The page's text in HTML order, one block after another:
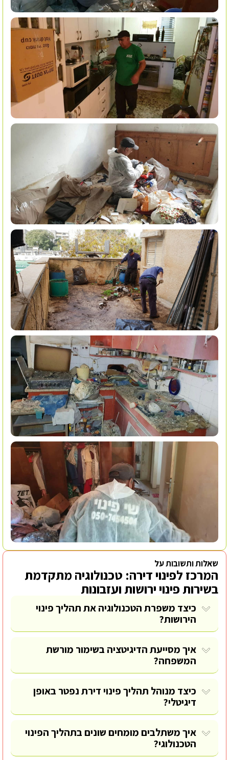
שאלות ותשובות על
המרכז לפינוי דירה: טכנולוגיה מתקדמת
בשירות פינוי ירושות ועזבונות
כיצד משפרת הטכנולוגיה את תהליך פינוי
הירושות?
איך מסייעת הדיגיטציה בשימור מורשת
המשפחה?
כיצד מנוהל תהליך פינוי דירת נפטר באופן
דיגיטלי?
איך משתלבים מומחים שונים בתהליך הפינוי
הטכנולוגי?